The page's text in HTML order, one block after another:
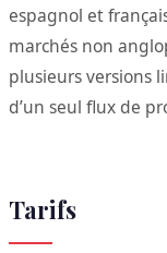
espagnol et
marchés non
plusieurs versions
d’un seul flux de
Tarifs